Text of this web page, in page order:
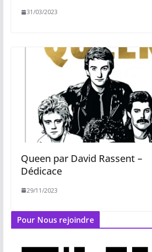
31/03/2023
Queen par David Rassent –
Dédicace
29/11/2023
Pour Nous rejoindre